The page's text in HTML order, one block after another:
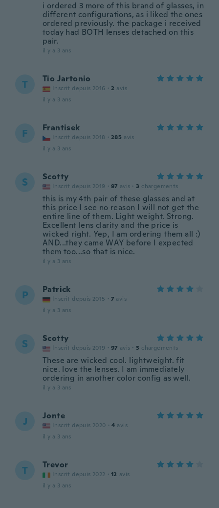
i ordered 3 more of this brand of glasses, in
different configurations, as i liked the ones
ordered previously. the package i received
today had BOTH lenses detached on this
pair.
il y a 3 ans
T Tio Jartonio
Inscrit depuis 2016 · 2 avis
il y a 3 ans
F Frantisek
Inscrit depuis 2018 · 285 avis
il y a 3 ans
S Scotty
Inscrit depuis 2019 · 97 avis · 3 chargements
this is my 4th pair of these glasses and at
this price I see no reason I will not get the
entire line of them. Light weight. Strong.
Excellent lens clarity and the price is
wicked right. Yep, I am ordering them all :)
AND...they came WAY before I expected
them too...so that is nice.
il y a 3 ans
P Patrick
Inscrit depuis 2015 · 7 avis
il y a 3 ans
S Scotty
Inscrit depuis 2019 · 97 avis · 3 chargements
These are wicked cool. lightweight. fit
nice. love the lenses. I am immediately
ordering in another color config as well.
il y a 3 ans
J Jonte
Inscrit depuis 2020 · 4 avis
il y a 3 ans
T Trevor
Inscrit depuis 2022 · 12 avis
il y a 3 ans